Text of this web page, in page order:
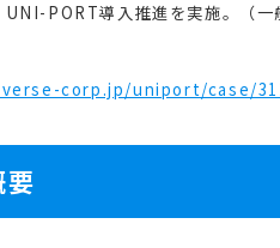
UNI-PORT導入推進を実施。（一
corp.jp/uniport/case/
要